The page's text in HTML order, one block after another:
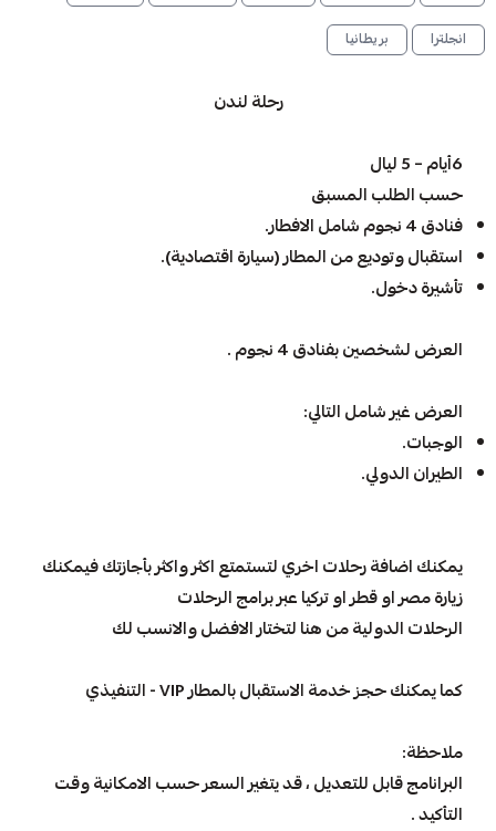
انجلترا
بريطانيا
رحلة لندن
6أيام – 5 ليال
حسب الطلب المسبق
فنادق 4 نجوم شامل الافطار.
استقبال وتوديع من المطار (سيارة اقتصادية).
تأشيرة دخول.
العرض لشخصين بفنادق 4 نجوم .
العرض غير شامل التالي:
الوجبات.
الطيران الدولي.
يمكنك اضافة رحلات اخري لتستمتع اكثر واكثر بأجازتك فيمكنك
زيارة مصر او قطر او تركيا عبر برامج الرحلات
الرحلات الدوليةمن هنا لتختار الافضل والانسب لك
كما يمكنك حجزخدمة الاستقبال بالمطار VIP - التنفيذي
ملاحظة:
البرانامج قابل للتعديل ، قد يتغير السعر حسب الامكانية وقت
التأكيد .